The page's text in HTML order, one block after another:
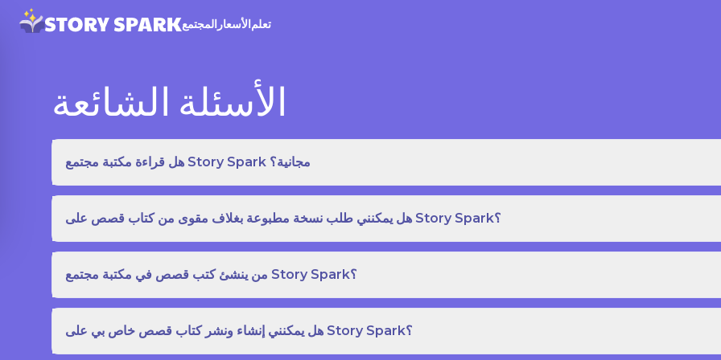
المجتمع الأسعارتعلم
الأسئلة الشائعة
هل قراءة مكتبة مجتمع Story Spark مجانية؟
هل يمكنني طلب نسخة مطبوعة بغلاف مقوى من كتاب قصص على Story Spark؟
من ينشئ كتب قصص في مكتبة مجتمع Story Spark؟
هل يمكنني إنشاء ونشر كتاب قصص خاص بي على Story Spark؟